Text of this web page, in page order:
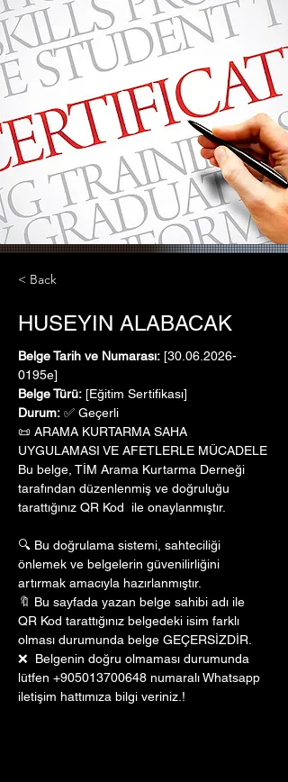
< Back
HUSEYIN ALABACAK
Belge Tarih ve Numarası: [30.06.2026-
0195e]
Belge Türü: [Eğitim Sertifikası]
Durum: ✅ Geçerli
📜 ARAMA KURTARMA SAHA
UYGULAMASI VE AFETLERLE MÜCADELE
Bu belge, TİM Arama Kurtarma Derneği
tarafından düzenlenmiş ve doğruluğu
tarattığınız QR Kod  ile onaylanmıştır.
🔍 Bu doğrulama sistemi, sahteciliği
önlemek ve belgelerin güvenilirliğini
artırmak amacıyla hazırlanmıştır.
🔖 Bu sayfada yazan belge sahibi adı ile
QR Kod tarattığınız belgedeki isim farklı
olması durumunda belge GEÇERSİZDİR.
❌  Belgenin doğru olmaması durumunda
lütfen +905013700648 numaralı Whatsapp
iletişim hattımıza bilgi veriniz.!